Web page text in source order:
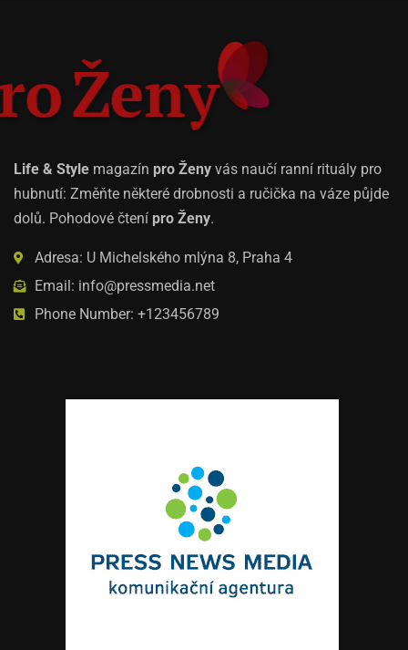
Life & Style magazín pro Ženy vás naučí ranní rituály pro
hubnutí: Změňte některé drobnosti a ručička na váze půjde
dolů. Pohodové čtení pro Ženy.
Adresa: U Michelského mlýna 8, Praha 4
Email: info@pressmedia.net
Phone Number: +123456789